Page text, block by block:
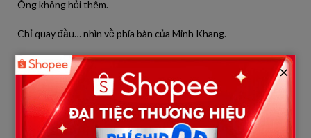
Ông không hỏi thêm.
Chỉ quay đầu… nhìn về phía bàn của Minh Khang.
Một ánh nhìn… lạnh đến đáng sợ.
—
Ông bước thẳng đến đó.
×